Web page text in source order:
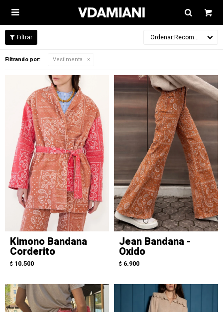

Recomendados
Filtrando por: Vestimenta
Kimono Bandana
Corderito
$ 10.500
Jean Bandana -
Oxido
$ 6.900